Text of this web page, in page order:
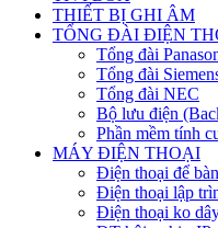
THIẾT BỊ GHI ÂM
TỔNG ĐÀI ĐIỆN
Tổng đài
Tổng đài
Tổng đài NEC
Bộ lưu điện
Phần mềm tính
MÁY ĐIỆN THOẠI
Điện thoại để bàn
Điện thoại lập
Điện thoại ko